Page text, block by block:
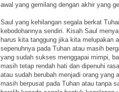
awal yang gemilang dengan akhir yang
Saul yang kehilangan segala berkat
kebodohannya sendiri. Kisah Saul
harus kita tanggung jika kita melupakan
sepenuhnya pada Tuhan atau masih
yang sudah sukses menggapai mimpi,
masih tetap rendah hati dan dipenuhi
atau sudah berubah menjadi orang yang
masih berpusat pada Tuhan atau tanpa